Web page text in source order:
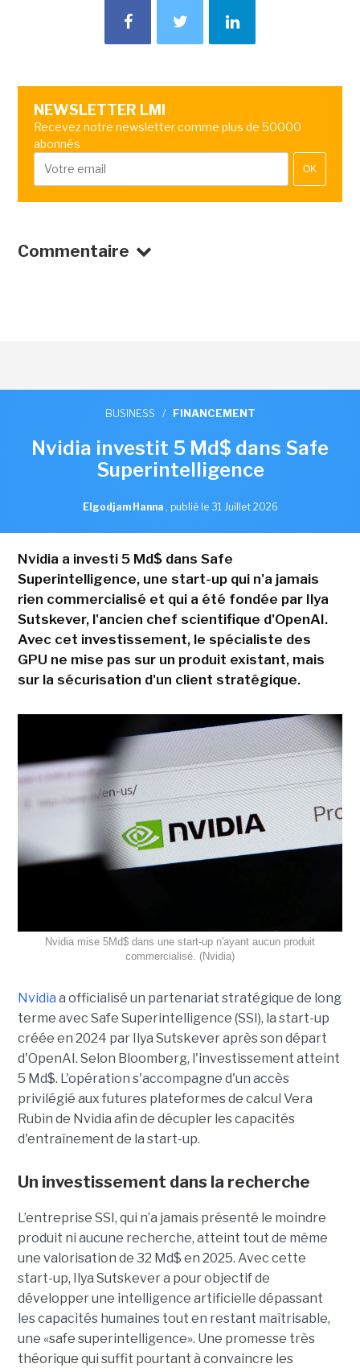
NEWSLETTER LMI
Recevez notre newsletter comme plus de 50000
abonnés
OK
Commentaire
BUSINESS / FINANCEMENT
Nvidia investit 5 Md$ dans Safe
Superintelligence
Elgodjam Hanna , publié le 31 Juillet 2026
Nvidia a investi 5 Md$ dans Safe
Superintelligence, une start-up qui n'a jamais
rien commercialisé et qui a été fondée par Ilya
Sutskever, l'ancien chef scientifique d'OpenAI.
Avec cet investissement, le spécialiste des
GPU ne mise pas sur un produit existant, mais
sur la sécurisation d'un client stratégique.
Nvidia mise 5Md$ dans une start-up n'ayant aucun produit
commercialisé. (Nvidia)
Nvidia a officialisé un partenariat stratégique de long
terme avec Safe Superintelligence (SSI), la start-up
créée en 2024 par Ilya Sutskever après son départ
d'OpenAI. Selon Bloomberg, l'investissement atteint
5 Md$. L'opération s'accompagne d'un accès
privilégié aux futures plateformes de calcul Vera
Rubin de Nvidia afin de décupler les capacités
d'entraînement de la start-up.
Un investissement dans la recherche
L’entreprise SSI, qui n’a jamais présenté le moindre
produit ni aucune recherche, atteint tout de même
une valorisation de 32 Md$ en 2025. Avec cette
start-up, Ilya Sutskever a pour objectif de
développer une intelligence artificielle dépassant
les capacités humaines tout en restant maîtrisable,
une «safe superintelligence». Une promesse très
théorique qui suffit pourtant à convaincre les